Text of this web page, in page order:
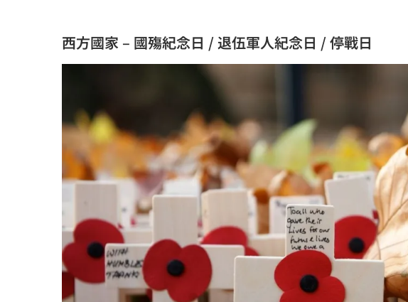
西方國家 – 國殤紀念日 / 退伍軍人紀念日 / 停戰日